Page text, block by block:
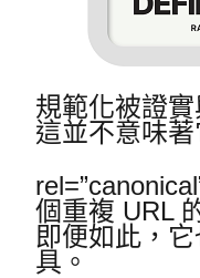
規範化被證
這並不意味著
個重複 URL
即便如此，
具。